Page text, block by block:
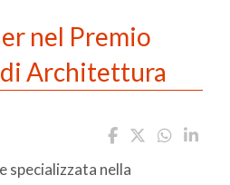
nel Premio
Architettura
specializzata nella